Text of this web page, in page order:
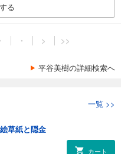
る
・ ・ > >>
平谷美樹の詳細検索へ
一覧 >>
草紙と隠金
カート